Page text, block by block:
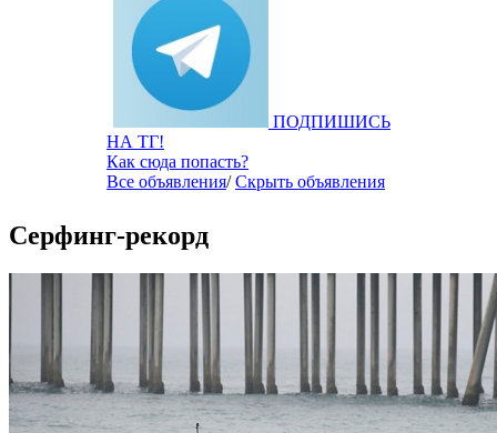
ПОДПИШИСЬ
НА ТГ!
Как сюда попасть?
Все объявления/Скрыть объявления
Серфинг-рекорд